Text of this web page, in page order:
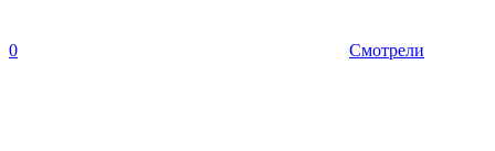
0 Смотрели